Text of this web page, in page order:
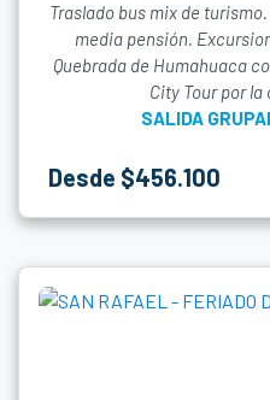
Traslado bus mix de
media pensión.
Quebrada de Humahuaca
City Tour por
SALIDA
Desde $456.100